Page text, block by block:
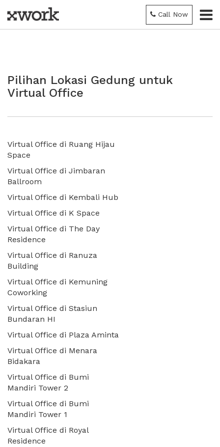
Call Now
Pilihan Lokasi Gedung untuk
Virtual Office
Virtual Office di Ruang Hijau
Space
Virtual Office di Jimbaran
Ballroom
Virtual Office di Kembali Hub
Virtual Office di K Space
Virtual Office di The Day
Residence
Virtual Office di Ranuza
Building
Virtual Office di Kemuning
Coworking
Virtual Office di Stasiun
Bundaran HI
Virtual Office di Plaza Aminta
Virtual Office di Menara
Bidakara
Virtual Office di Bumi
Mandiri Tower 2
Virtual Office di Bumi
Mandiri Tower 1
Virtual Office di Royal
Residence